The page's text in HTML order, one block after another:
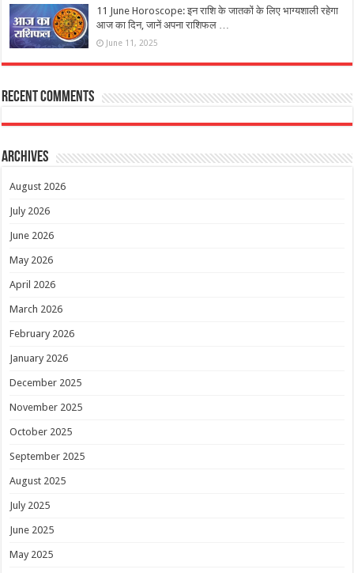
11 June Horoscope: इन राशि के जातकों के लिए भाग्यशाली रहेगा
आज का दिन, जानें अपना राशिफल …
June 11, 2025
Recent Comments
Archives
August 2026
July 2026
June 2026
May 2026
April 2026
March 2026
February 2026
January 2026
December 2025
November 2025
October 2025
September 2025
August 2025
July 2025
June 2025
May 2025